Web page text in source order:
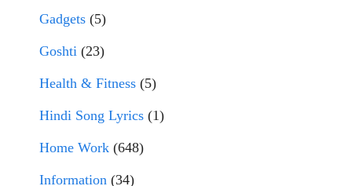
Gadgets (5)
Goshti (23)
Health & Fitness (5)
Hindi Song Lyrics (1)
Home Work (648)
Information (34)